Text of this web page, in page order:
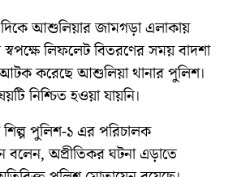
আশুলিয়ার জামগড়া এলাকায়
লিফলেট বিতরণের সময় বাদশা
করেছে আশুলিয়া থানার পুলিশ।
নিশ্চিত হওয়া যায়নি।
পুলিশ-১ এর পরিচালক
বলেন, অপ্রীতিকর ঘটনা এড়াতে